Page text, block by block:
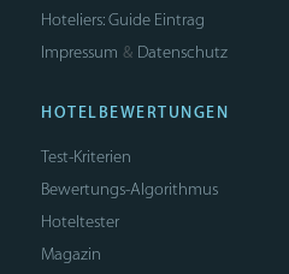
Hoteliers: Guide Eintrag
Impressum & Datenschutz
HOTELBEWERTUNGEN
Test-Kriterien
Bewertungs-Algorithmus
Hoteltester
Magazin